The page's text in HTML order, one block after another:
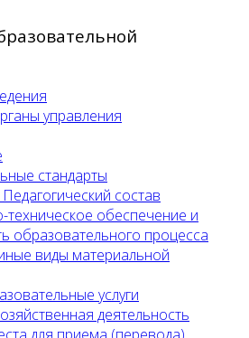
управления
стандарты
состав
обеспечение и
образовательного процесса
виды материальной
услуги
деятельность